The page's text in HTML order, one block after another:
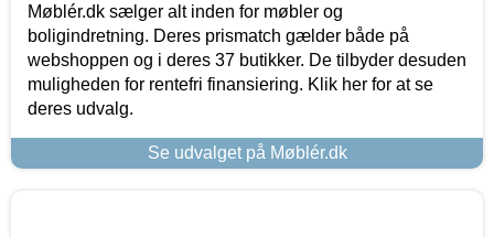
Møblér.dk sælger alt inden for møbler og
boligindretning. Deres prismatch gælder både på
webshoppen og i deres 37 butikker. De tilbyder desuden
muligheden for rentefri finansiering. Klik her for at se
deres udvalg.
Se udvalget på Møblér.dk